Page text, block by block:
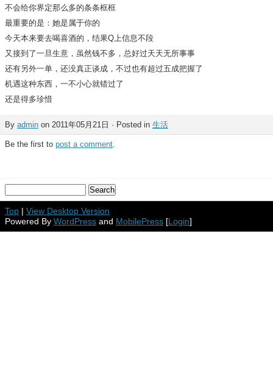
不会给你界定那么多的条条框框
最重要的是：她是属于你的
今天本来要去喝喜酒的，结果Q上信息不段
又接到了一旦生意，虽然钱不多，总好过天天无所事事
还有另外一单，还没真正谈成，不过也有超过五成把握了
机遇这种东西，一不小心就错过了
还是得多珍惜
By admin on 2011年05月21日 · Posted in 生活
Be the first to post a comment.
Top | View Desktop Version
Powered By WordPress and MobilePress [Login]